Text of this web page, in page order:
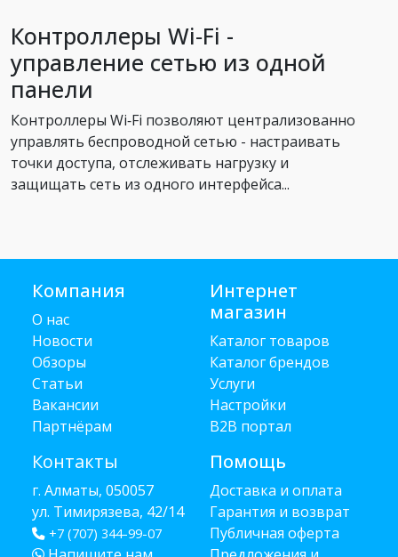
Контроллеры Wi‑Fi -
управление сетью из одной
панели
Контроллеры Wi‑Fi позволяют централизованно
управлять беспроводной сетью - настраивать
точки доступа, отслеживать нагрузку и
защищать сеть из одного интерфейса...
Компания
О нас
Новости
Обзоры
Статьи
Вакансии
Партнёрам
Контакты
г. Алматы, 050057
ул. Тимирязева, 42/14
+7 (707) 344-99-07
Интернет
магазин
Каталог товаров
Каталог брендов
Услуги
Настройки
B2B портал
Помощь
Доставка и оплата
Гарантия и возврат
Публичная оферта